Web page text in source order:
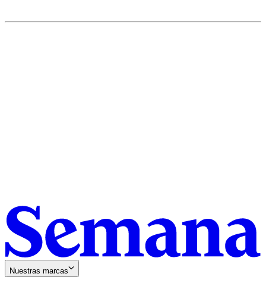
Nuestras marcas